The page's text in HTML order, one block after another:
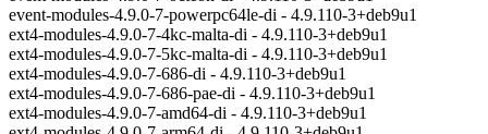
event-modules-4.9.0-7-powerpc64le-di - 4.9.110-3+deb9u1
ext4-modules-4.9.0-7-4kc-malta-di - 4.9.110-3+deb9u1
ext4-modules-4.9.0-7-5kc-malta-di - 4.9.110-3+deb9u1
ext4-modules-4.9.0-7-686-di - 4.9.110-3+deb9u1
ext4-modules-4.9.0-7-686-pae-di - 4.9.110-3+deb9u1
ext4-modules-4.9.0-7-amd64-di - 4.9.110-3+deb9u1